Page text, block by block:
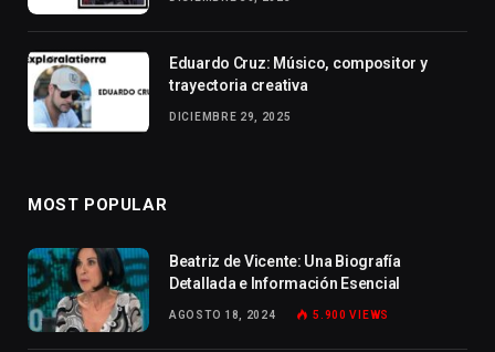
Eduardo Cruz: Músico, compositor y
trayectoria creativa
DICIEMBRE 29, 2025
MOST POPULAR
Beatriz de Vicente: Una Biografía
Detallada e Información Esencial
AGOSTO 18, 2024 5.900VIEWS